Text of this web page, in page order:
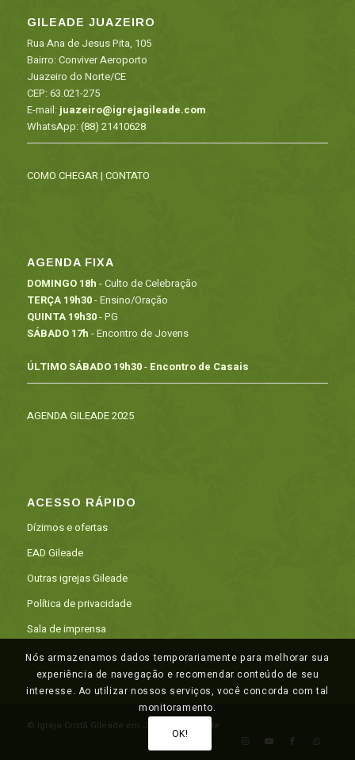
GILEADE JUAZEIRO
Rua Ana de Jesus Pita, 105
Bairro: Conviver Aeroporto
Juazeiro do Norte/CE
CEP: 63.021-275
E-mail: juazeiro@igrejagileade.com
WhatsApp:(88) 21410628
COMO CHEGAR| CONTATO
AGENDA FIXA
DOMINGO 18h - Culto de Celebração
TERÇA 19h30- Ensino/Oração
QUINTA 19h30- PG
SÁBADO 17h - Encontro de Jovens
ÚLTIMO SÁBADO 19h30- Encontro de Casais
AGENDA GILEADE 2025
ACESSO RÁPIDO
Dízimos e ofertas
EAD Gileade
Outras igrejas Gileade
Política de privacidade
Sala de imprensa
© Igreja Cristã Gileade em Juazeiro do Norte
Nós armazenamos dados temporariamente para melhorar sua
experiência de navegação e recomendar conteúdo de seu
interesse. Ao utilizar nossos serviços, você concorda com tal
monitoramento.
OK!